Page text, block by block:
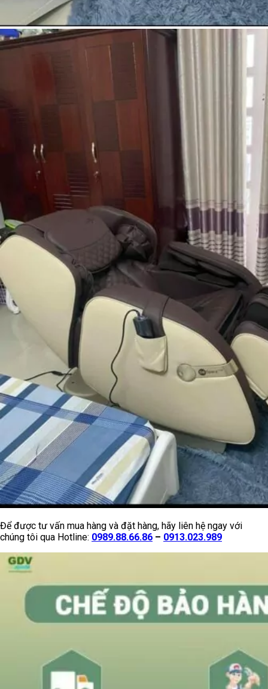
Để được tư vấn mua hàng và đặt hàng, hãy liên hệ ngay với
chúng tôi qua Hotline: 0989.88.66.86 – 0913.023.989